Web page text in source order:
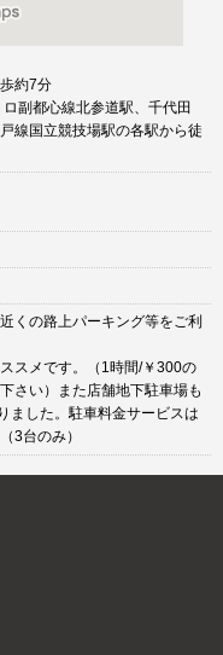
約7分
副都心線北参道駅、千代田
線国立競技場駅の各駅から徒
くの路上パーキング等をご利
スメです。（1時間/￥300の
さい）また店舗地下駐車場も
ました。駐車料金サービスは
3台のみ）